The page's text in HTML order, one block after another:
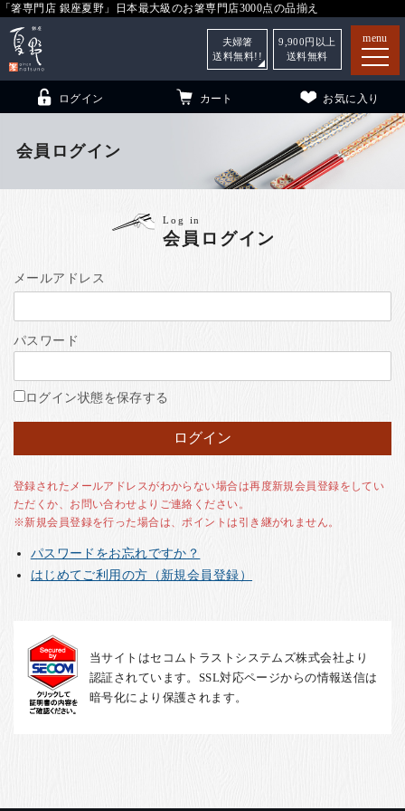
「箸専門店 銀座夏野」日本最大級のお箸専門店3000点の品揃え
menu
（贈答用・自宅用）
銀座夏野・箸長
ご利用ガイド
お客様の声
お知らせ
English
ログイン カート お気に入り
夫婦箸
送料無料!!
9,900 円以上
送料無料
会員ログイン
Log in
会員ログイン
メールアドレス
パスワード
ログイン状態を保存する
登録されたメールアドレスがわからない場合は再度新規会員登録をしてい
ただくか、お問い合わせよりご連絡ください。
※新規会員登録を行った場合は、ポイントは引き継がれません。
パスワードをお忘れですか？
はじめてご利用の方（新規会員登録）
当サイトはセコムトラストシステムズ株式会社より
認証されています。SSL対応ページからの情報送信は
暗号化により保護されます。